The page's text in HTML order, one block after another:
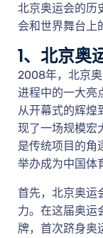
北京奥运会的历
会和世界舞台上
1、北京奥
2008年，北京
进程中的一大亮
从开幕式的辉煌
现了一场规模宏
是传统项目的角
举办成为中国体
首先，北京奥运
力。在这届奥运
牌，首次跻身奥